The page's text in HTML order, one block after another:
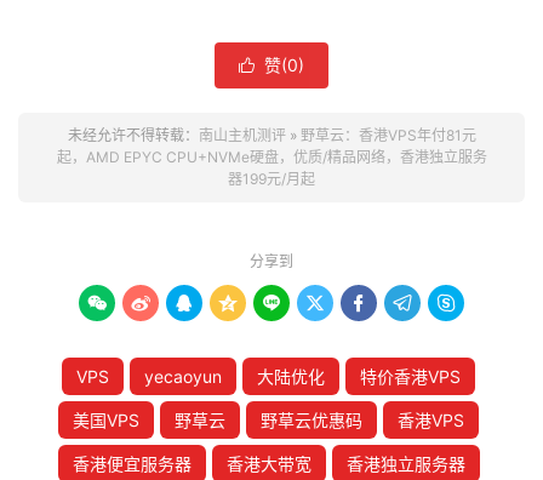
 赞(0)
未经允许不得转载： 南山主机测评» 野草云：香港VPS年付81元
起，AMD EPYC CPU+NVMe硬盘，优质/精品网络，香港独立服务
器199元/月起
分享到
        
VPS yecaoyun 大陆优化 特价香港VPS
美国VPS 野草云 野草云优惠码 香港VPS
香港便宜服务器 香港大带宽 香港独立服务器